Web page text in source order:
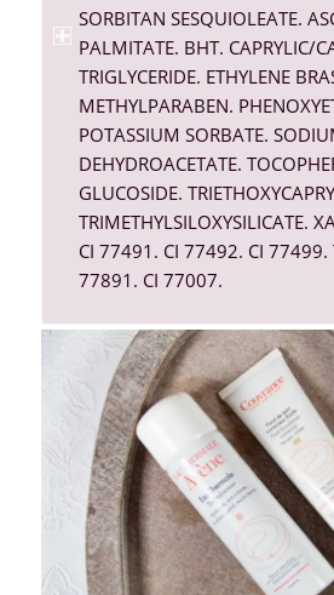
SORBITAN SESQUIOLEATE.
PALMITATE. BHT. CAPRYLIC/
TRIGLYCERIDE. ETHYLENE
METHYLPARABEN.
POTASSIUM SORBATE.
DEHYDROACETATE.
GLUCOSIDE.
TRIMETHYLSILOXYSILICATE.
CI 77491. CI 77492. CI 77499.
77891. CI 77007.